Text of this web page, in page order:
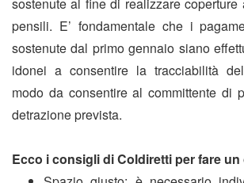
sostenute al fine di realizzare
pensili. E’ fondamentale che i
sostenute dal primo gennaio siano
idonei a consentire la tracciabilità
modo da consentire al committente di
detrazione prevista.
Ecco i consigli di Coldiretti per fare